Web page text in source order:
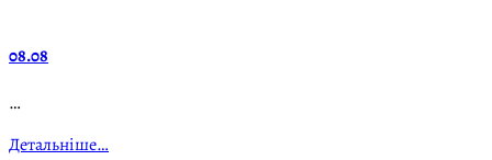
08.08
…
Детальніше…